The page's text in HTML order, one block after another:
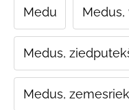
Medu Medus,
Medus,
Medus,